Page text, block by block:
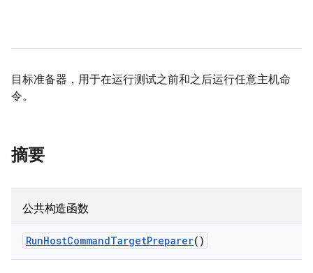
目标准备器，用于在运行测试之前和之后运行任意主机命
令。
摘要
公共构造函数
RunHostCommandTargetPreparer()